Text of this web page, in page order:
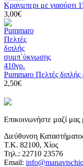
Κρανμπερι με γιαούρτι
3,00€
Pummaro Πελτές
2,50€
Επικοινωνήστε μαζί
Διεύθυνση
Τ.Κ. 82100, Χίος
Τηλ.: 22710 23576
Email: